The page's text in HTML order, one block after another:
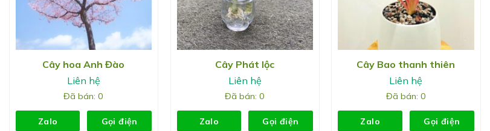
Cây hoa Anh Đào
Liên hệ
Đã bán: 0
Zalo Gọi điện
Cây Phát lộc
Liên hệ
Đã bán: 0
Zalo Gọi điện
Cây Bao thanh thiên
Liên hệ
Đã bán: 0
Zalo Gọi điện